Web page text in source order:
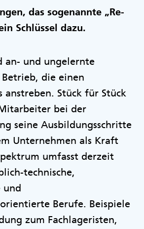
das sogenannte „Re-
Schlüssel dazu.
an- und ungelernte
die einen
anstreben. Stück für Stück
bei der
seine Ausbildungsschritte
Unternehmen als Kraft
umfasst derzeit
technische,
und
Berufe. Beispiele
zum Fachlageristen,